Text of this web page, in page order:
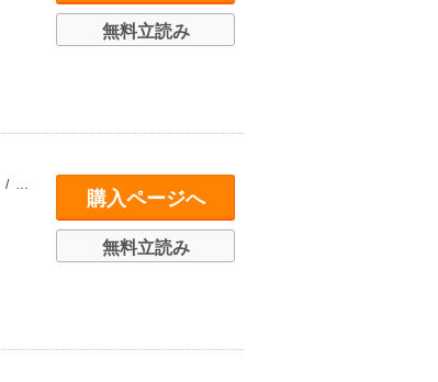
無料立読み
/ 柏木真 斧田藤也
購入ページへ
無料立読み